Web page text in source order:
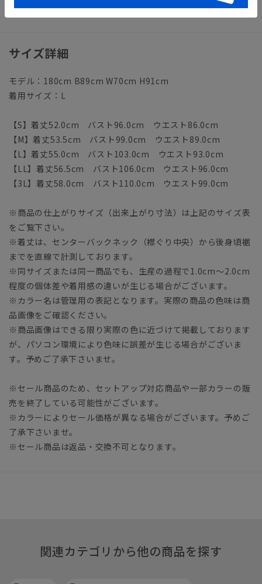
ウォッシャブル商品のお取扱いについて
サイズ詳細
モデル：180cm B89cm W70cm H91cm
着用サイズ：L
【S】着丈52.0cm バスト96.0cm ウエスト86.0cm
【M】着丈53.5cm バスト99.0cm ウエスト89.0cm
【L】着丈55.0cm バスト103.0cm ウエスト93.0cm
【LL】着丈56.5cm バスト106.0cm ウエスト96.0cm
【3L】着丈58.0cm バスト110.0cm ウエスト99.0cm
※商品の仕上がりサイズ（出来上がり寸法）は上記のサイズ表
をご覧下さい。
※着丈は、センターバックネック（襟ぐり中央）から後身頃裾
までを直線で計測しております。
※同サイズまたは同一商品でも、生産の過程で1.0cm～2.0cm
程度の個体差や着用感の違いが生じる場合がございます。
※カラー名は管理用の表記となります。実際の商品の色味は商
品画像をご確認ください。
※商品画像はできる限り実際の色に近づけて掲載しております
が、パソコン環境により色味に誤差が生じる場合がございま
す。予めご了承下さいませ。
※セール商品のため、セットアップ対応商品や一部カラーの販
売を終了している可能性がございます。
※カラーによりセール価格が異なる場合がございます。予めご
了承下さいませ。
※セール商品は返品・交換不可となります。
関連カテゴリから他の商品を探す